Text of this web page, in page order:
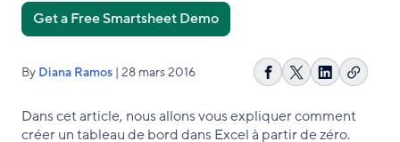
Get a Free Smartsheet Demo
By Diana Ramos | 28 mars 2016
Partager
Facebook
Share
X
Partager
LinkedIn
Copier
lien
Dans cet article, nous allons vous expliquer comment
créer un tableau de bord dans Excel à partir de zéro.